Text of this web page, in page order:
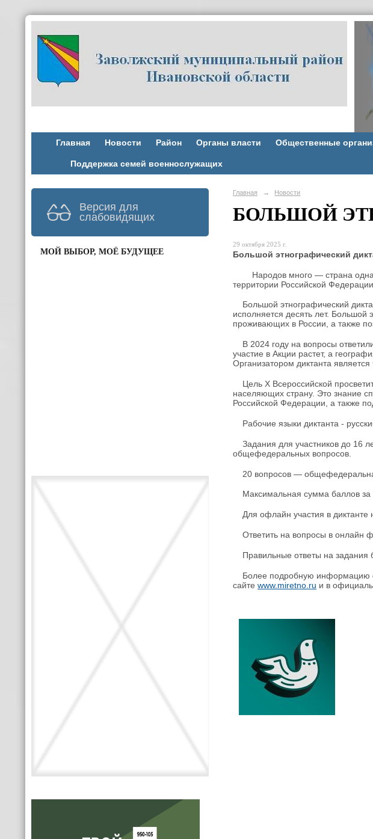
Главная Новости Район Органы власти Общественные
Поддержка семей военнослужащих
Версия для
слабовидящих
МОЙ ВЫБОР, МОЁ БУДУЩЕЕ
Главная → Новости
БОЛЬШОЙ
29 октября 2025 г.
Большой этнографический
Народов много — страна одна!
территории Российской Федерации
Большой этнографический
исполняется десять лет. Большой
проживающих в России, а также
В 2024 году на вопросы
участие в Акции растет, а
Организатором диктанта
Цель X Всероссийской
населяющих страну. Это знание
Российской Федерации, а также
Рабочие языки диктанта -
Задания для участников до 16
общефедеральных вопросов.
20 вопросов —
Максимальная сумма баллов за
Для офлайн участия в диктанте
Ответить на вопросы в онлайн
Правильные ответы на
Более подробную информацию о
сайте www.miretno.ru и в